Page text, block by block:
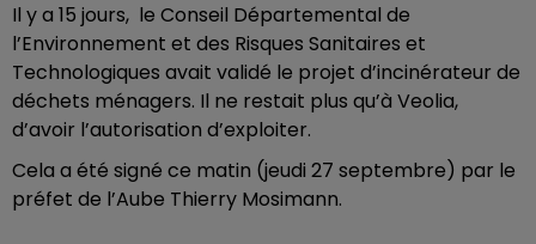
Il y a 15 jours, le Conseil Départemental de
l’Environnement et des Risques Sanitaires et
Technologiques avait validé le projet d’incinérateur de
déchets ménagers. Il ne restait plus qu’à Veolia,
d’avoir l’autorisation d’exploiter.
Cela a été signé ce matin (jeudi 27 septembre) par le
préfet de l’Aube Thierry Mosimann.